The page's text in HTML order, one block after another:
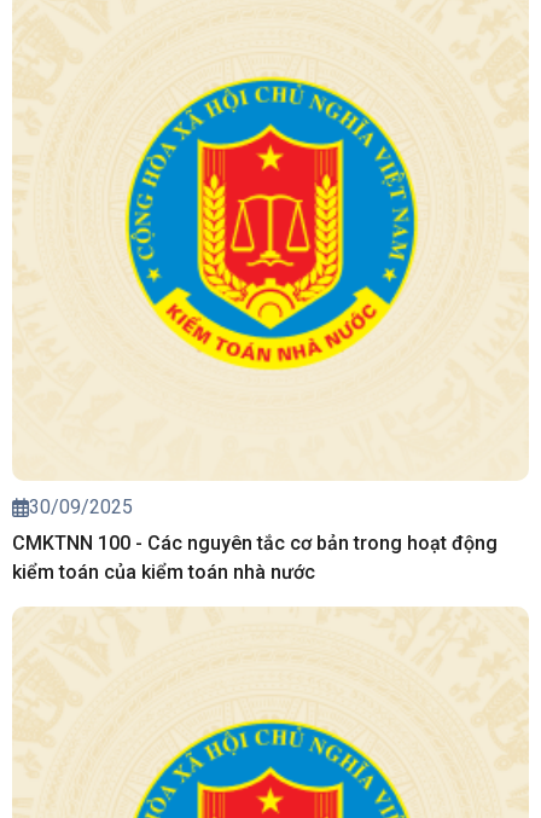
30/09/2025
CMKTNN 100 - Các nguyên tắc cơ bản trong hoạt động
kiểm toán của kiểm toán nhà nước